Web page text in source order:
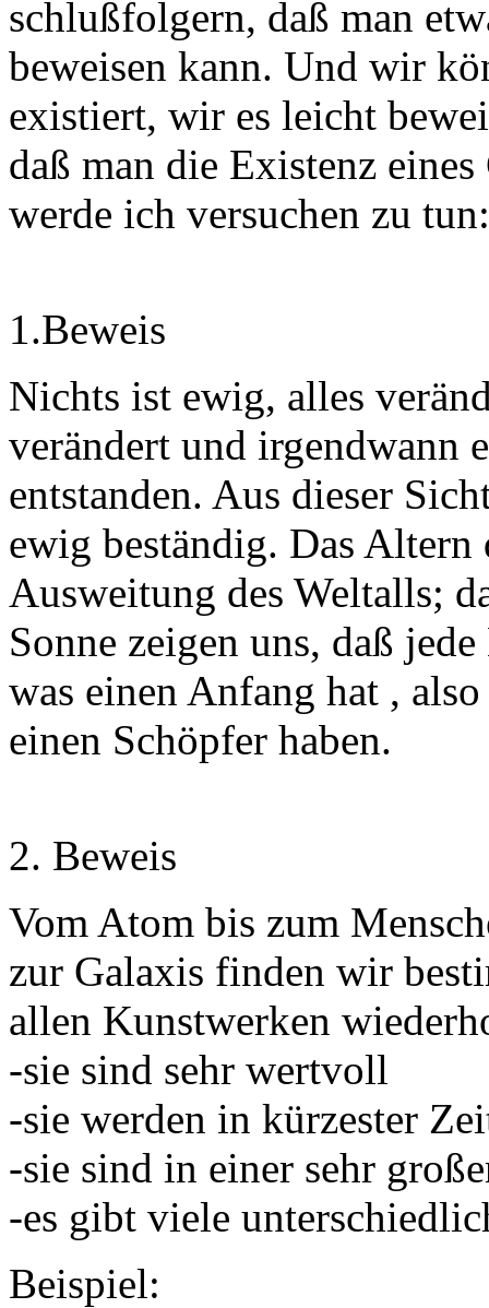
schlußfolgern, daß man
beweisen kann. Und wir
existiert, wir es leicht
daß man die Existenz
werde ich versuchen zu tun:
1.Beweis
Nichts ist ewig, alles
verändert und irgendwann
entstanden. Aus dieser
ewig beständig. Das
Ausweitung des Weltalls;
Sonne zeigen uns, daß
was einen Anfang hat ,
einen Schöpfer haben.
2. Beweis
Vom Atom bis zum
zur Galaxis finden wir
allen Kunstwerken
-sie sind sehr wertvoll
-sie werden in kürzester
-sie sind in einer sehr
-es gibt viele
Beispiel: